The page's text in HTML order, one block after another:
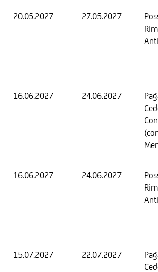
20.05.2027 27.05.2027
16.06.2027 24.06.2027
16.06.2027 24.06.2027
15.07.2027 22.07.2027